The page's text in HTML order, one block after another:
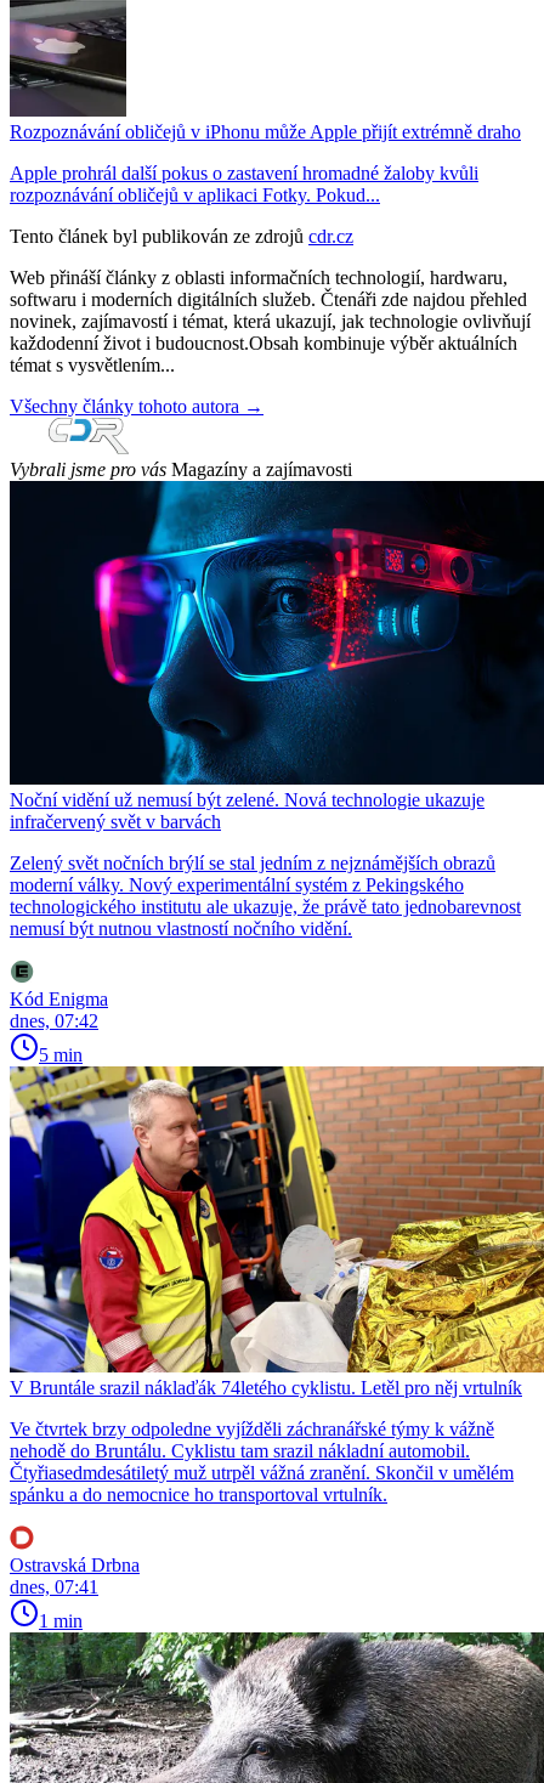
Rozpoznávání obličejů v iPhonu může Apple přijít extrémně draho
Apple prohrál další pokus o zastavení hromadné žaloby kvůli
rozpoznávání obličejů v aplikaci Fotky. Pokud...
Tento článek byl publikován ze zdrojů cdr.cz
Web přináší články z oblasti informačních technologií, hardwaru,
softwaru i moderních digitálních služeb. Čtenáři zde najdou přehled
novinek, zajímavostí i témat, která ukazují, jak technologie ovlivňují
každodenní život i budoucnost.Obsah kombinuje výběr aktuálních
témat s vysvětlením...
Všechny články tohoto autora →
Vybrali jsme pro vás Magazíny a zajímavosti
Noční vidění už nemusí být zelené. Nová technologie ukazuje
infračervený svět v barvách
Zelený svět nočních brýlí se stal jedním z nejznámějších obrazů
moderní války. Nový experimentální systém z Pekingského
technologického institutu ale ukazuje, že právě tato jednobarevnost
nemusí být nutnou vlastností nočního vidění.
Kód Enigma
dnes, 07:42
5 min
V Bruntále srazil náklaďák 74letého cyklistu. Letěl pro něj vrtulník
Ve čtvrtek brzy odpoledne vyjížděli záchranářské týmy k vážně
nehodě do Bruntálu. Cyklistu tam srazil nákladní automobil.
Čtyřiasedmdesátiletý muž utrpěl vážná zranění. Skončil v umělém
spánku a do nemocnice ho transportoval vrtulník.
Ostravská Drbna
dnes, 07:41
1 min